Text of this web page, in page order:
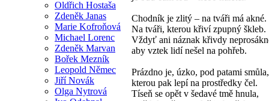
Oldřich Hostaša
Zdeněk Janas
Marie Kofroňová
Michael Lorenc
Zdeněk Marvan
Bořek Mezník
Leopold Němec
Jiří Novák
Olga Nytrová
Chodník je zlitý – na tváři má akné.
Na tváři, kterou křiví zpupný škleb.
Vždyť ani náznak křivdy
aby vztek lidí nešel na pohřeb.
Prázdno je, úzko, pod patami smůla,
kterou pak lepí na prostředky čel.
Tíseň se opět v šedavé tmě hnula,